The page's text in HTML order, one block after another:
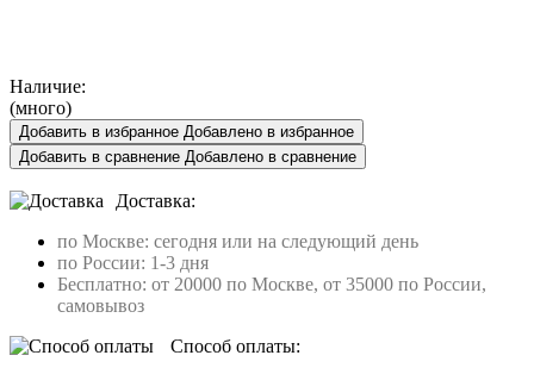
Наличие:
(много)
Добавить в избранное Добавлено в избранное
Добавить в сравнение Добавлено в сравнение
Доставка:
по Москве: сегодня или на следующий день
по России: 1-3 дня
Бесплатно: от 20000 по Москве, от 35000 по России,
самовывоз
Способ оплаты: